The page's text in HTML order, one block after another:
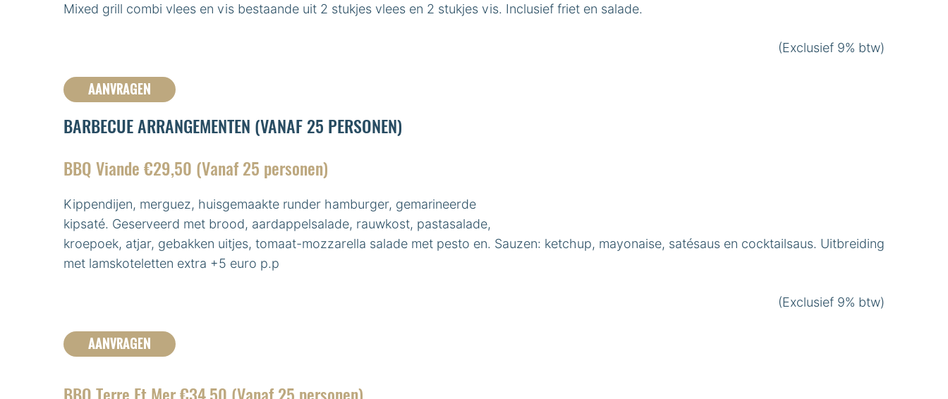
Mixed grill combi vlees en vis bestaande uit 2 stukjes vlees en 2 stukjes vis. Inclusief friet en salade.
(Exclusief 9% btw)
AANVRAGEN
BARBECUE ARRANGEMENTEN (VANAF 25 PERSONEN)
BBQ Viande €29,50 (Vanaf 25 personen)
Kippendijen, merguez, huisgemaakte runder hamburger, gemarineerde
kipsaté. Geserveerd met brood, aardappelsalade, rauwkost, pastasalade,
kroepoek, atjar, gebakken uitjes, tomaat-mozzarella salade met pesto en. Sauzen: ketchup, mayonaise, satésaus en cocktailsaus. Uitbreiding
met lamskoteletten extra +5 euro p.p
(Exclusief 9% btw)
AANVRAGEN